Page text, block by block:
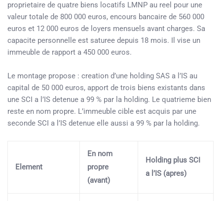
proprietaire de quatre biens locatifs LMNP au reel pour une
valeur totale de 800 000 euros, encours bancaire de 560 000
euros et 12 000 euros de loyers mensuels avant charges. Sa
capacite personnelle est saturee depuis 18 mois. Il vise un
immeuble de rapport a 450 000 euros.
Le montage propose : creation d’une holding SAS a l’IS au
capital de 50 000 euros, apport de trois biens existants dans
une SCI a l’IS detenue a 99 % par la holding. Le quatrieme bien
reste en nom propre. L’immeuble cible est acquis par une
seconde SCI a l’IS detenue elle aussi a 99 % par la holding.
Element
En nom
propre
(avant)
Holding plus SCI
a l’IS (apres)